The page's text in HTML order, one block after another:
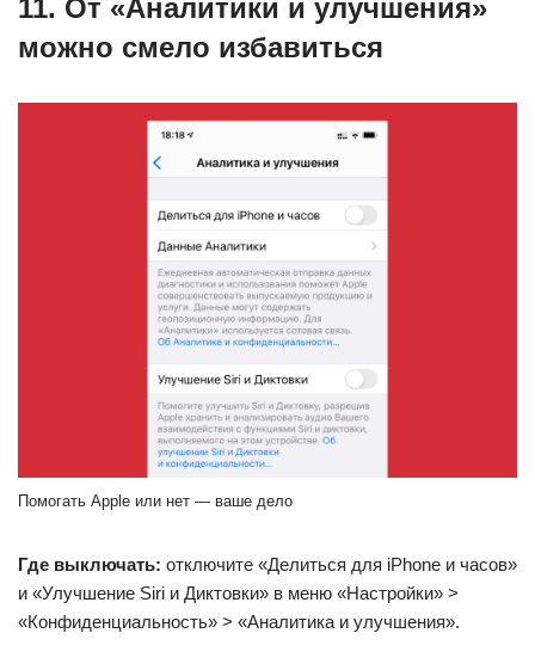
11. От «Аналитики и улучшения»
можно смело избавиться
Помогать Apple или нет — ваше дело
Где выключать: отключите «Делиться для iPhone и часов»
и «Улучшение Siri и Диктовки» в меню «Настройки» >
«Конфиденциальность» > «Аналитика и улучшения».